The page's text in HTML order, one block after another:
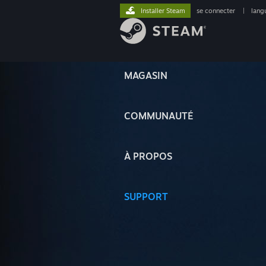
MAGASIN
COMMUNAUTÉ
À PROPOS
SUPPORT
Installer Steam se connecter